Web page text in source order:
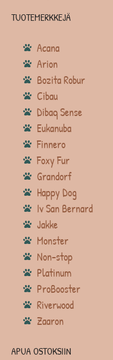
TUOTEMERKKEJÄ
Acana
Arion
Bozita Robur
Cibau
Dibaq Sense
Eukanuba
Finnero
Foxy Fur
Grandorf
Happy Dog
Iv San Bernard
Jakke
Monster
Non-stop
Platinum
ProBooster
Riverwood
Zaaron
APUA OSTOKSIIN